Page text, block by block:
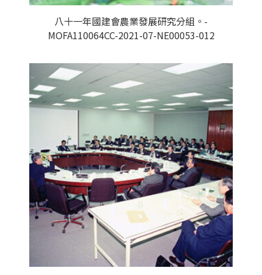
八十一年國建會農業發展研究分組。-
MOFA110064CC-2021-07-NE00053-012